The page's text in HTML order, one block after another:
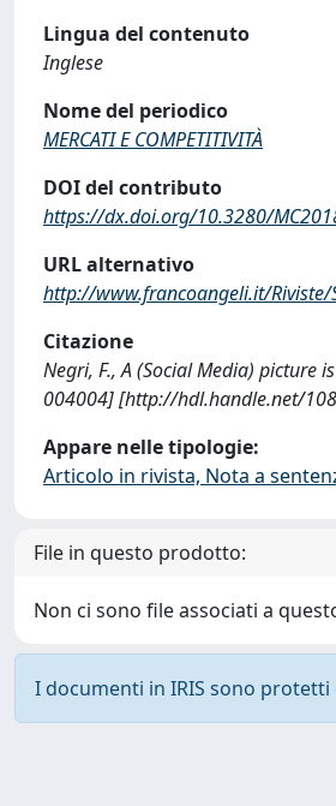
Lingua del contenuto
Inglese
Nome del periodico
MERCATI E COMPETITIVITÀ
DOI del contributo
https://dx.doi.org/10.3280/
URL alternativo
http://www.francoangeli.it/Riviste/
Citazione
Negri, F., A (Social Media) picture
004004] [http://hdl.handle.net/
Appare nelle tipologie:
Articolo in rivista, Nota a
File in questo prodotto:
Non ci sono file associati a
I documenti in IRIS sono